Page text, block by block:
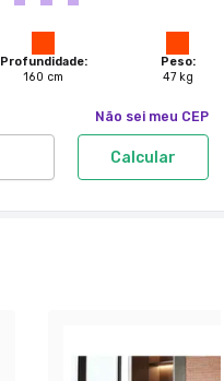
Profundidade:
160 cm
Peso:
47 kg
Não sei meu CEP
Calcular